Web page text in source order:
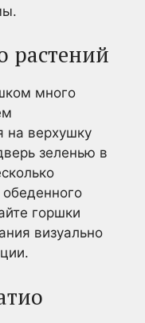
растений
много
на верхушку
зеленью в
горшки
визуально